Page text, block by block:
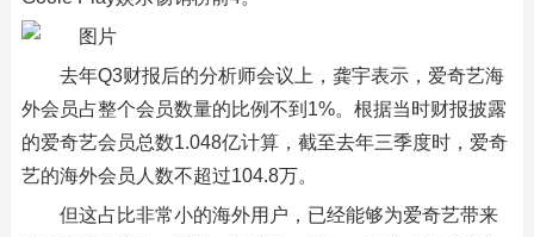
去年Q3财报后的分析师会议上，龚宇表示，爱奇艺海
外会员占整个会员数量的比例不到1%。根据当时财报披露
的爱奇艺会员总数1.048亿计算，截至去年三季度时，爱奇
艺的海外会员人数不超过104.8万。
但这占比非常小的海外用户，已经能够为爱奇艺带来